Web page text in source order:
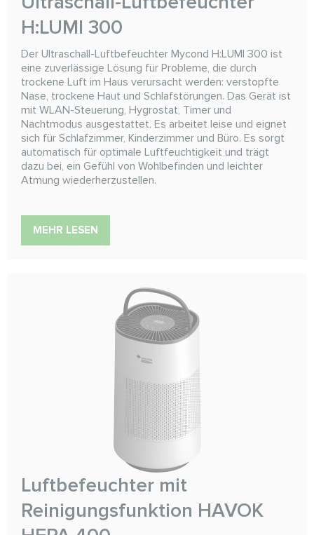
H:LUMI 300
Der Ultraschall-Luftbefeuchter Mycond H:LUMI 300 ist
eine zuverlässige Lösung für Probleme, die durch
trockene Luft im Haus verursacht werden: verstopfte
Nase, trockene Haut und Schlafstörungen. Das Gerät ist
mit WLAN-Steuerung, Hygrostat, Timer und
Nachtmodus ausgestattet. Es arbeitet leise und eignet
sich für Schlafzimmer, Kinderzimmer und Büro. Es sorgt
automatisch für optimale Luftfeuchtigkeit und trägt
dazu bei, ein Gefühl von Wohlbefinden und leichter
Atmung wiederherzustellen.
MEHR LESEN
Luftbefeuchter mit
Reinigungsfunktion HAVOK